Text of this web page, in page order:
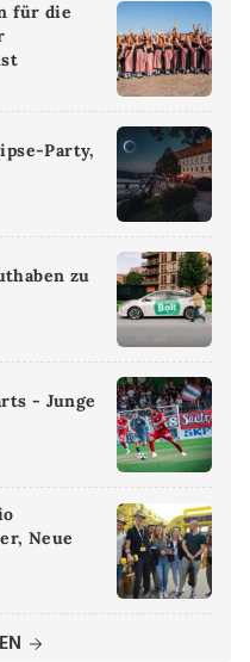
für die
Party,
zu
- Junge
Neue